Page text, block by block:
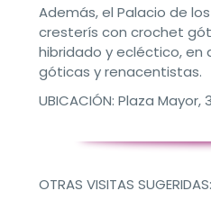
Además, el Palacio de
cresterís con crochet
hibridado y ecléctico, en
góticas y renacentistas.
UBICACIÓN: Plaza Mayor,
OTRAS VISITAS SUGERIDAS: